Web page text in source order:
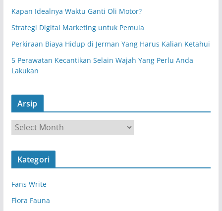
Kapan Idealnya Waktu Ganti Oli Motor?
Strategi Digital Marketing untuk Pemula
Perkiraan Biaya Hidup di Jerman Yang Harus Kalian Ketahui
5 Perawatan Kecantikan Selain Wajah Yang Perlu Anda
Lakukan
Arsip
r
s
Kategori
Fans Write
Flora Fauna